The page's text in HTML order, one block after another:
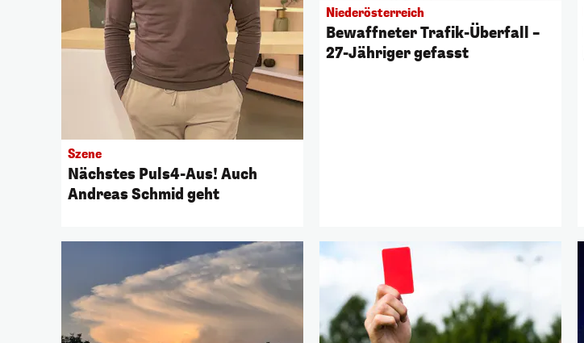
Szene
Nächstes Puls4-Aus! Auch
Andreas Schmid geht
Niederösterreich
Bewaffneter Trafik-Überfall –
27-Jähriger gefasst